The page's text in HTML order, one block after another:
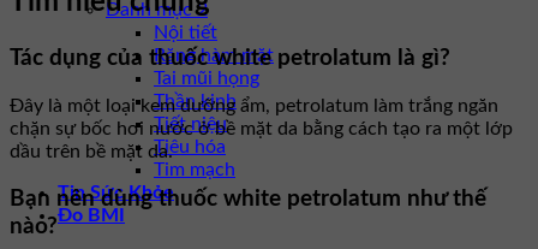
Danh mục 2
Nội tiết
Răng hàm mặt
Tai mũi họng
Thần kinh
Tiết niệu
Tiêu hóa
Tim mạch
Tin Sức Khỏe
Đo BMI
Tác dụng của thuốc white petrolatum là gì?
Đây là một loại kem dưỡng ẩm, petrolatum làm trắng ngăn
chặn sự bốc hơi nước ở bề mặt da bằng cách tạo ra một lớp
dầu trên bề mặt da.
Bạn nên dùng thuốc white petrolatum như thế
nào?